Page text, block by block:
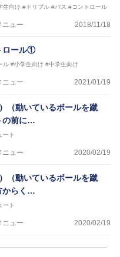
生向け #ドリブル #パス #コントロール
ニュー 2018/11/18
ロール①
ル #小学生向け #中学生向け
ニュー 2021/01/19
（動いているボールを蹴
の前に…
ート
ニュー 2020/02/19
（動いているボールを蹴
からく…
ート
ニュー 2020/02/19